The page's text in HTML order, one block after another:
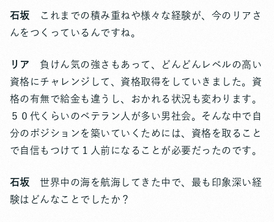
石坂
これまでの積み重ねや様々な経験が、今のリアさ
んをつくっているんですね。
リア
負けん気の強さもあって、どんどんレベルの高い
資格にチャレンジして、資格取得をしていきました。資
格の有無で給金も違うし、おかれる状況も変わります。
５０代くらいのベテラン人が多い男社会。そんな中で自
分のポジションを築いていくためには、資格を取ること
で自信もつけて１人前になることが必要だったのです。
石坂
世界中の海を航海してきた中で、最も印象深い経
験はどんなことでしたか？